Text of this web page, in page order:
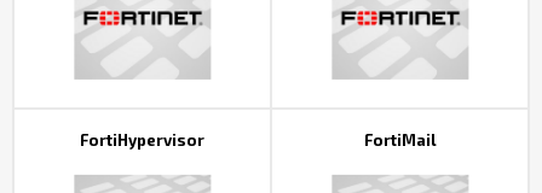
FortiHypervisor FortiMail